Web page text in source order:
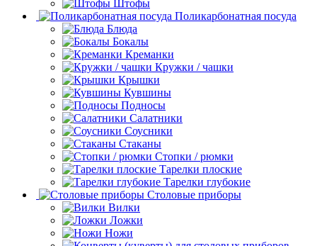
Штофы
Поликарбонатная посуда
Блюда
Бокалы
Креманки
Кружки / чашки
Крышки
Кувшины
Подносы
Салатники
Соусники
Стаканы
Стопки / рюмки
Тарелки плоские
Тарелки глубокие
Столовые приборы
Вилки
Ложки
Ножи